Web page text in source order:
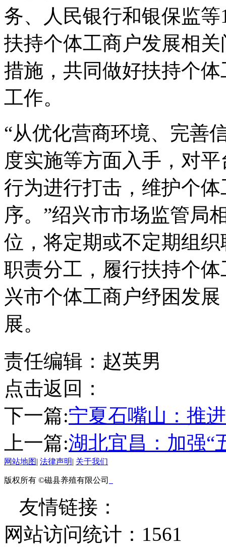
务、人民银行和银保监
扶持个体工商户发展相
措施，共同做好扶持个
工作。
“从优化营商环境、完善
度实施等方面入手，对
行为进行打击，维护个
序。”绍兴市市场监管局
位，将定期或不定期组
职责分工，履行扶持个
兴市个体工商户纾困发
展。
责任编辑：赵英男
点击返回：
下一篇:宁夏石嘴山：推
上一篇:湖北宜昌：加强“
网站地图| 法律声明| 关于我们
版权所有 ©磁县养殖有限公司
友情链接：
网站访问统计： 1561